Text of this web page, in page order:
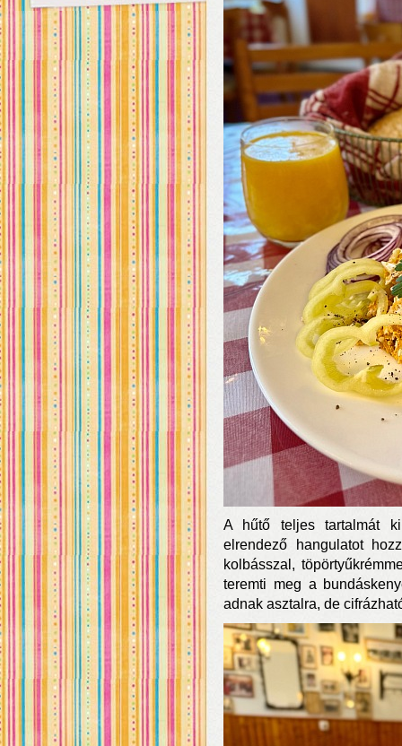
A hűtő teljes tartalmát
elrendező hangulatot
kolbásszal,
teremti meg a
adnak asztalra, de